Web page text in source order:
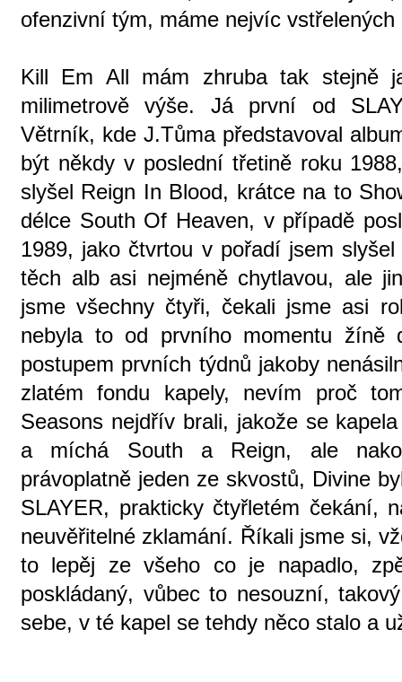
ofenzivní tým, máme nejvíc
Kill Em All mám zhruba tak stejně
milimetrově výše. Já první od
Větrník, kde J.Tůma představoval
být někdy v poslední třetině roku
slyšel Reign In Blood, krátce na to
délce South Of Heaven, v případě
1989, jako čtvrtou v pořadí jsem
těch alb asi nejméně chytlavou, ale
jsme všechny čtyři, čekali jsme asi
nebyla to od prvního momentu
postupem prvních týdnů jakoby
zlatém fondu kapely, nevím proč
Seasons nejdřív brali, jakože se
a míchá South a Reign, ale
právoplatně jeden ze skvostů, Divine
SLAYER, prakticky čtyřletém čekání,
neuvěřitelné zklamání. Říkali jsme si,
to lepěj ze všeho co je napadlo,
poskládaný, vůbec to nesouzní,
sebe, v té kapel se tehdy něco stalo a